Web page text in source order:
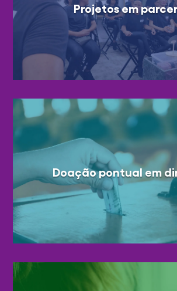
Projetos em
Doação pontual em